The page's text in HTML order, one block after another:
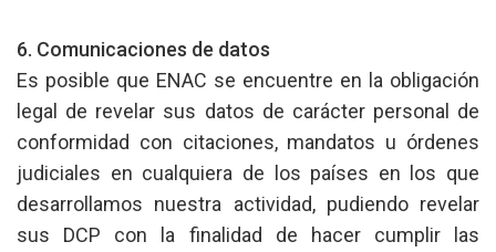
6. Comunicaciones de datos
Es posible que ENAC se encuentre en la obligación
legal de revelar sus datos de carácter personal de
conformidad con citaciones, mandatos u órdenes
judiciales en cualquiera de los países en los que
desarrollamos nuestra actividad, pudiendo revelar
sus DCP con la finalidad de hacer cumplir las